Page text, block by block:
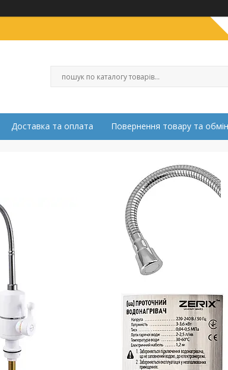
Доставка та оплата Повернення товару та обмін